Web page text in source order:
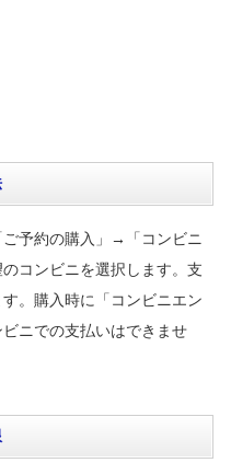
予約の購入」→「コンビニ
コンビニを選択します。支
。購入時に「コンビニエン
ニでの支払いはできませ